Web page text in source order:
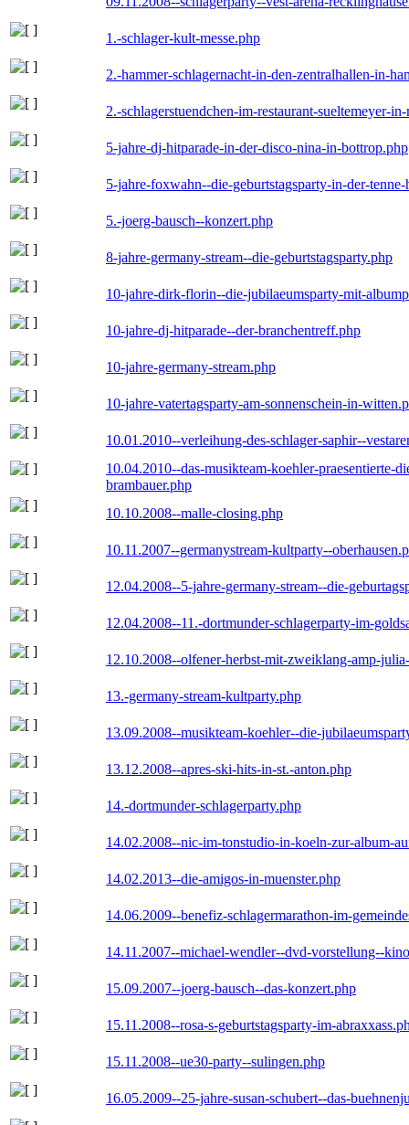
1.-schlager-kult-messe.php
2.-hammer-schlagernacht-in-den-zentralhallen-in-
2.-schlagerstuendchen-im-restaurant-sueltemeyer-
5-jahre-dj-hitparade-in-der-disco-nina-in-bottrop.php
5-jahre-foxwahn--die-geburtstagsparty-in-der-tenne-
5.-joerg-bausch--konzert.php
8-jahre-germany-stream--die-geburtstagsparty.php
10-jahre-dirk-florin--die-jubilaeumsparty-mit-
10-jahre-dj-hitparade--der-branchentreff.php
10-jahre-germany-stream.php
10-jahre-vatertagsparty-am-sonnenschein-in-
10.01.2010--verleihung-des-schlager-saphir--
10.04.2010--das-musikteam-koehler-praesentierte-
brambauer.php
10.10.2008--malle-closing.php
10.11.2007--germanystream-kultparty--
12.04.2008--5-jahre-germany-stream--die-
12.04.2008--11.-dortmunder-schlagerparty-im-
12.10.2008--olfener-herbst-mit-zweiklang-amp-
13.-germany-stream-kultparty.php
13.09.2008--musikteam-koehler--die-
13.12.2008--apres-ski-hits-in-st.-anton.php
14.-dortmunder-schlagerparty.php
14.02.2008--nic-im-tonstudio-in-koeln-zur-album-
14.02.2013--die-amigos-in-muenster.php
14.06.2009--benefiz-schlagermarathon-im-
14.11.2007--michael-wendler--dvd-vorstellung--
15.09.2007--joerg-bausch--das-konzert.php
15.11.2008--rosa-s-geburtstagsparty-im-
15.11.2008--ue30-party--sulingen.php
16.05.2009--25-jahre-susan-schubert--das-